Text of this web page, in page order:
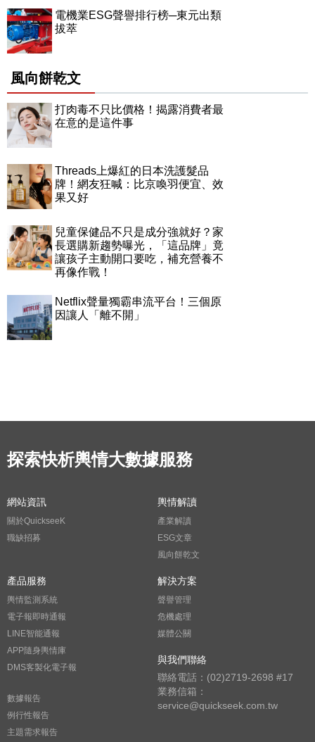
電機業ESG聲譽排行榜─東元出類
拔萃
風向餅乾文
打肉毒不只比價格！揭露消費者最
在意的是這件事
Threads上爆紅的日本洗護髮品
牌！網友狂喊：比京喚羽便宜、效
果又好
兒童保健品不只是成分強就好？家
長選購新趨勢曝光，「這品牌」竟
讓孩子主動開口要吃，補充營養不
再像作戰！
Netflix聲量獨霸串流平台！三個原
因讓人「離不開」
探索快析輿情大數據服務
網站資訊
關於QuickseeK
職缺招募
輿情解讀
產業解讀
ESG文章
風向餅乾文
產品服務
輿情監測系統
電子報即時通報
LINE智能通報
APP隨身輿情庫
DMS客製化電子報
數據報告
例行性報告
主題需求報告
解決方案
聲譽管理
危機處理
媒體公關
與我們聯絡
聯絡電話：(02)2719-2698 #17
業務信箱：
service@quickseek.com.tw